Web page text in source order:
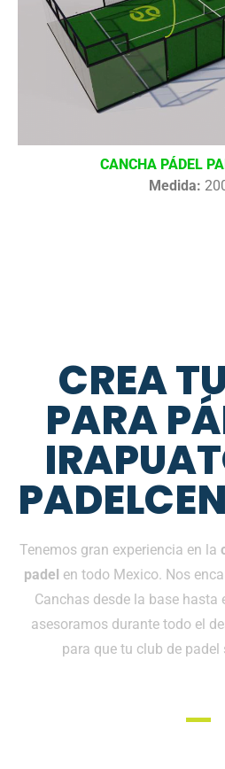
CANCHA PÁDEL
Medida:
CREA
PARA
Tenemos gran experiencia en la
padel en todo Mexico. Nos
Canchas desde la base hasta
asesoramos durante todo el
para que tu club de padel